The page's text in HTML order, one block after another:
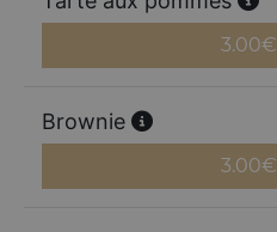
3.00€
Brownie
3.00€